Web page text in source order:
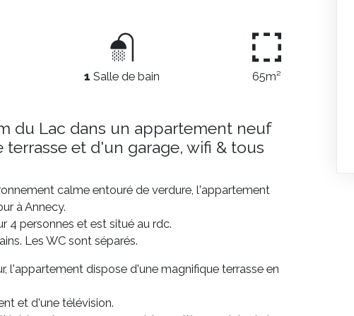
1 Salle de bain 65m²
du Lac dans un appartement neuf
et d'un garage, wifi & tous
calme entouré de verdure, l'appartement
à Annecy.
4 personnes et est situé au rdc.
Les WC sont séparés.
l'appartement dispose d'une magnifique terrasse en
et d'une télévision.